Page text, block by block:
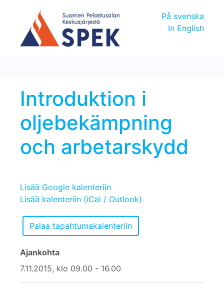
På svenska
In English
Introduktion i
oljebekämpning
och arbetarskydd
Lisää Google kalenteriin
Lisää kalenteriin (iCal / Outlook)
Ajankohta
7.11.2015, klo 09.00 - 16.00